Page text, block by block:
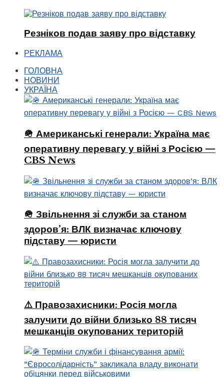
Резніков подав заяву про відставку
РЕКЛАМА
ГОЛОВНА
НОВИНИ
УКРАЇНА
🪖 Американські генерали: Україна має
оперативну перевагу у війні з Росією —
CBS News
🪖 Звільнення зі служби за станом
здоров’я: ВЛК визначає ключову
підставу — юристи
⚠️ Правозахисники: Росія могла
залучити до війни близько 88 тисяч
мешканців окупованих територій